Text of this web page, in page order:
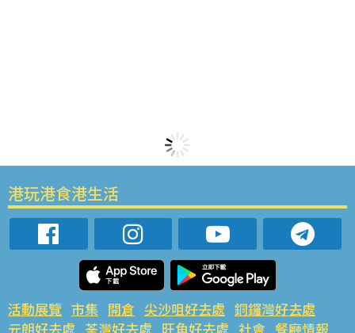
港玩港食港生活
活動展覽 市集 開倉 尖沙咀好去處 銅鑼灣好去處
元朗好去處 荃灣好去處 旺角好去處 社會 餐廳情報